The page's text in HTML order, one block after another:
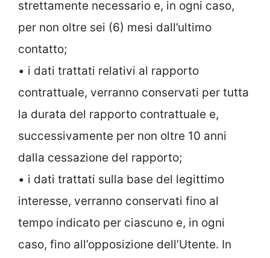
strettamente necessario e, in ogni caso,
per non oltre sei (6) mesi dall’ultimo
contatto;
• i dati trattati relativi al rapporto
contrattuale, verranno conservati per tutta
la durata del rapporto contrattuale e,
successivamente per non oltre 10 anni
dalla cessazione del rapporto;
• i dati trattati sulla base del legittimo
interesse, verranno conservati fino al
tempo indicato per ciascuno e, in ogni
caso, fino all’opposizione dell’Utente. In